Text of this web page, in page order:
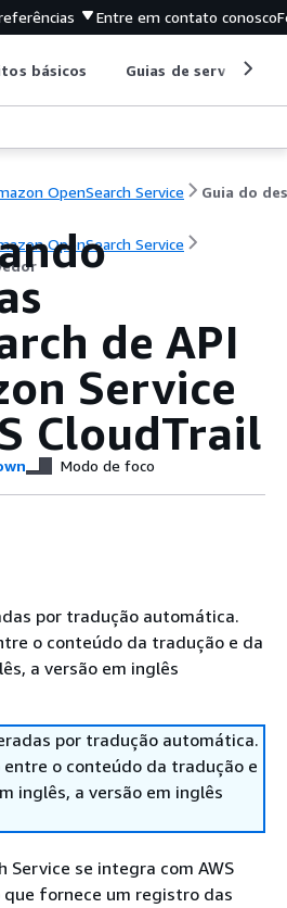
Entre em contato conosco
básicos Guias de serviço
OpenSearch Service
OpenSearch Service
de API
Service
CloudTrail
Modo de foco
por tradução automática.
o conteúdo da tradução e da
a versão em inglês
por tradução automática.
o conteúdo da tradução e
inglês, a versão em inglês
Service se integra com AWS
que fornece um registro das